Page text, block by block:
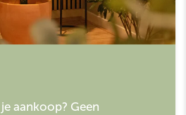
aankoop? Geen